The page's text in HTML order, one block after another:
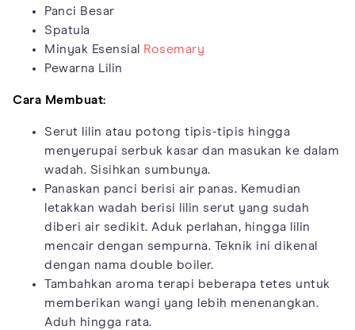
Panci Besar
Spatula
Minyak Esensial
Rosemary
Pewarna Lilin
Cara Membuat:
Serut lilin atau potong tipis-tipis hingga
menyerupai serbuk kasar dan masukan ke dalam
wadah. Sisihkan sumbunya.
Panaskan panci berisi air panas. Kemudian
letakkan wadah berisi lilin serut yang sudah
diberi air sedikit. Aduk perlahan, hingga lilin
mencair dengan sempurna. Teknik ini dikenal
dengan nama double boiler.
Tambahkan aroma terapi beberapa tetes untuk
memberikan wangi yang lebih menenangkan.
Aduh hingga rata.